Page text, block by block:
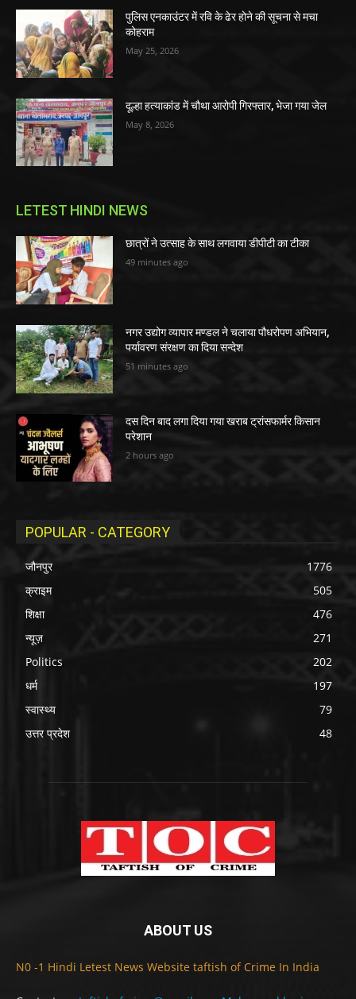
पुलिस एनकाउंटर में रवि के ढेर होने की सूचना से मचा
कोहराम
May 25, 2026
दूल्हा हत्याकांड में चौथा आरोपी गिरफ्तार, भेजा गया जेल
May 8, 2026
LETEST HINDI NEWS
छात्रों ने उत्साह के साथ लगवाया डीपीटी का टीका
49 minutes ago
नगर उद्योग व्यापार मण्डल ने चलाया पौधरोपण अभियान,
पर्यावरण संरक्षण का दिया सन्देश
51 minutes ago
दस दिन बाद लगा दिया गया खराब ट्रांसफार्मर किसान
परेशान
2 hours ago
POPULAR - CATEGORY
जौनपुर
1776
क्राइम
505
शिक्षा
476
न्यूज़
271
Politics
202
धर्म
197
स्वास्थ्य
79
उत्तर प्रदेश
48
ABOUT US
N0 -1 Hindi Letest News Website taftish of Crime In India